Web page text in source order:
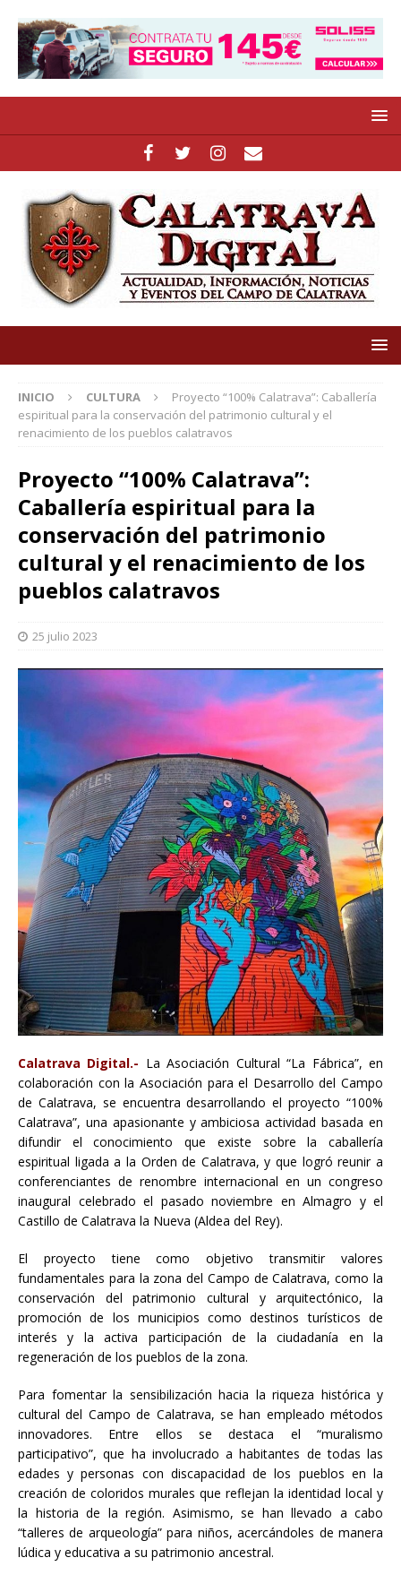
INICIO CULTURA
Proyecto “100% Calatrava”: Caballería
espiritual para la conservación del patrimonio cultural y el
renacimiento de los pueblos calatravos
Proyecto “100% Calatrava”:
Caballería espiritual para la
conservación del patrimonio
cultural y el renacimiento de los
pueblos calatravos
25 julio 2023
Calatrava Digital.- La Asociación Cultural “La Fábrica”, en
colaboración con la Asociación para el Desarrollo del Campo
de Calatrava, se encuentra desarrollando el proyecto “100%
Calatrava”, una apasionante y ambiciosa actividad basada en
difundir el conocimiento que existe sobre la caballería
espiritual ligada a la Orden de Calatrava, y que logró reunir a
conferenciantes de renombre internacional en un congreso
inaugural celebrado el pasado noviembre en Almagro y el
Castillo de Calatrava la Nueva (Aldea del Rey).
El proyecto tiene como objetivo transmitir valores
fundamentales para la zona del Campo de Calatrava, como la
conservación del patrimonio cultural y arquitectónico, la
promoción de los municipios como destinos turísticos de
interés y la activa participación de la ciudadanía en la
regeneración de los pueblos de la zona.
Para fomentar la sensibilización hacia la riqueza histórica y
cultural del Campo de Calatrava, se han empleado métodos
innovadores. Entre ellos se destaca el “muralismo
participativo”, que ha involucrado a habitantes de todas las
edades y personas con discapacidad de los pueblos en la
creación de coloridos murales que reflejan la identidad local y
la historia de la región. Asimismo, se han llevado a cabo
“talleres de arqueología” para niños, acercándoles de manera
lúdica y educativa a su patrimonio ancestral.